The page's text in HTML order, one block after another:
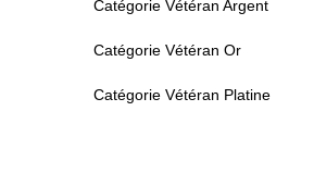
Catégorie Vétéran Argent
Catégorie Vétéran Or
Catégorie Vétéran Platine